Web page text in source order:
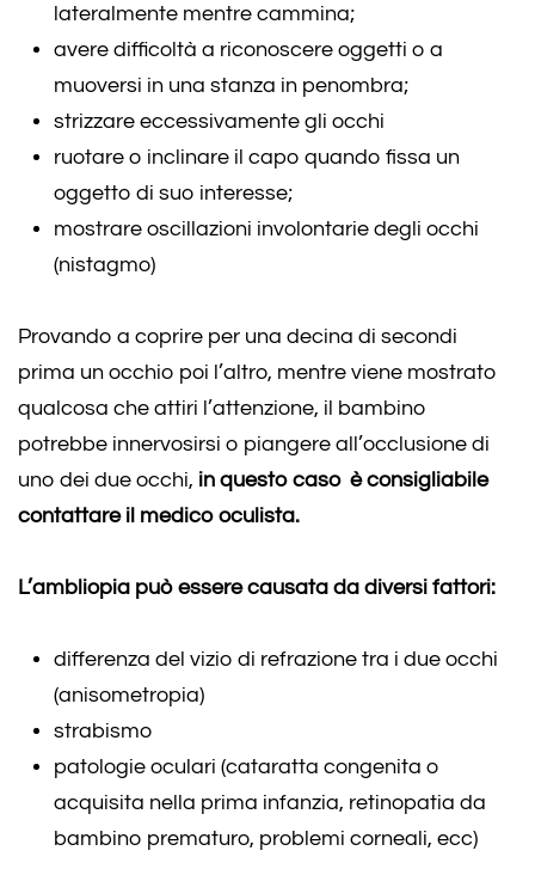
lateralmente mentre cammina;
avere difficoltà a riconoscere oggetti o a
muoversi in una stanza in penombra;
strizzare eccessivamente gli occhi
ruotare o inclinare il capo quando fissa un
oggetto di suo interesse;
mostrare oscillazioni involontarie degli occhi
(nistagmo)
Provando a coprire per una decina di secondi
prima un occhio poi l’altro, mentre viene mostrato
qualcosa che attiri l’attenzione, il bambino
potrebbe innervosirsi o piangere all’occlusione di
uno dei due occhi, in questo caso è consigliabile
contattare il medico oculista.
L’ambliopia può essere causata da diversi fattori:
differenza del vizio di refrazione tra i due occhi
(anisometropia)
strabismo
patologie oculari (cataratta congenita o
acquisita nella prima infanzia, retinopatia da
bambino prematuro, problemi corneali, ecc)